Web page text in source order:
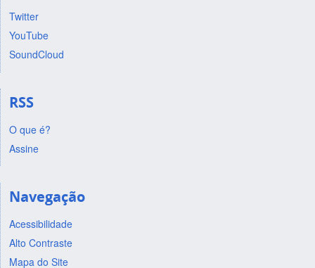
Twitter
YouTube
SoundCloud
RSS
O que é?
Assine
Navegação
Acessibilidade
Alto Contraste
Mapa do Site